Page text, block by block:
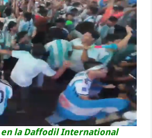
la Daffodil International